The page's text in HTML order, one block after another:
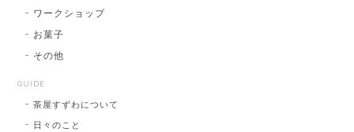
ワークショップ
お菓子
その他
GUIDE
茶屋すずわについて
日々のこと